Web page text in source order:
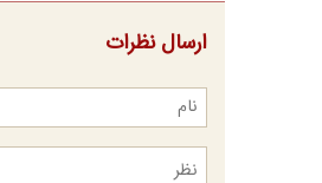
ارسال نظرات